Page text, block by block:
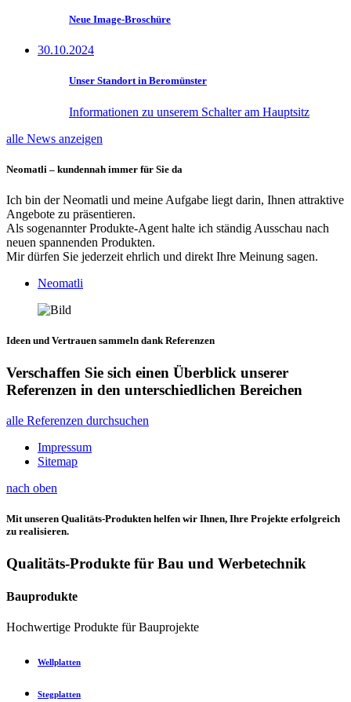
Neue Image-Broschüre
30.10.2024
Unser Standort in Beromünster
Informationen zu unserem Schalter am Hauptsitz
alle News anzeigen
Neomatli – kundennah immer für Sie da
Ich bin der Neomatli und meine Aufgabe liegt darin, Ihnen attraktive
Angebote zu präsentieren.
Als sogenannter Produkte-Agent halte ich ständig Ausschau nach
neuen spannenden Produkten.
Mir dürfen Sie jederzeit ehrlich und direkt Ihre Meinung sagen.
Neomatli
Ideen und Vertrauen sammeln dank Referenzen
Verschaffen Sie sich einen Überblick unserer
Referenzen in den unterschiedlichen Bereichen
alle Referenzen durchsuchen
Impressum
Sitemap
nach oben
Mit unseren Qualitäts-Produkten helfen wir Ihnen, Ihre Projekte erfolgreich
zu realisieren.
Qualitäts-Produkte für Bau und Werbetechnik
Bauprodukte
Hochwertige Produkte für Bauprojekte
Wellplatten
Stegplatten